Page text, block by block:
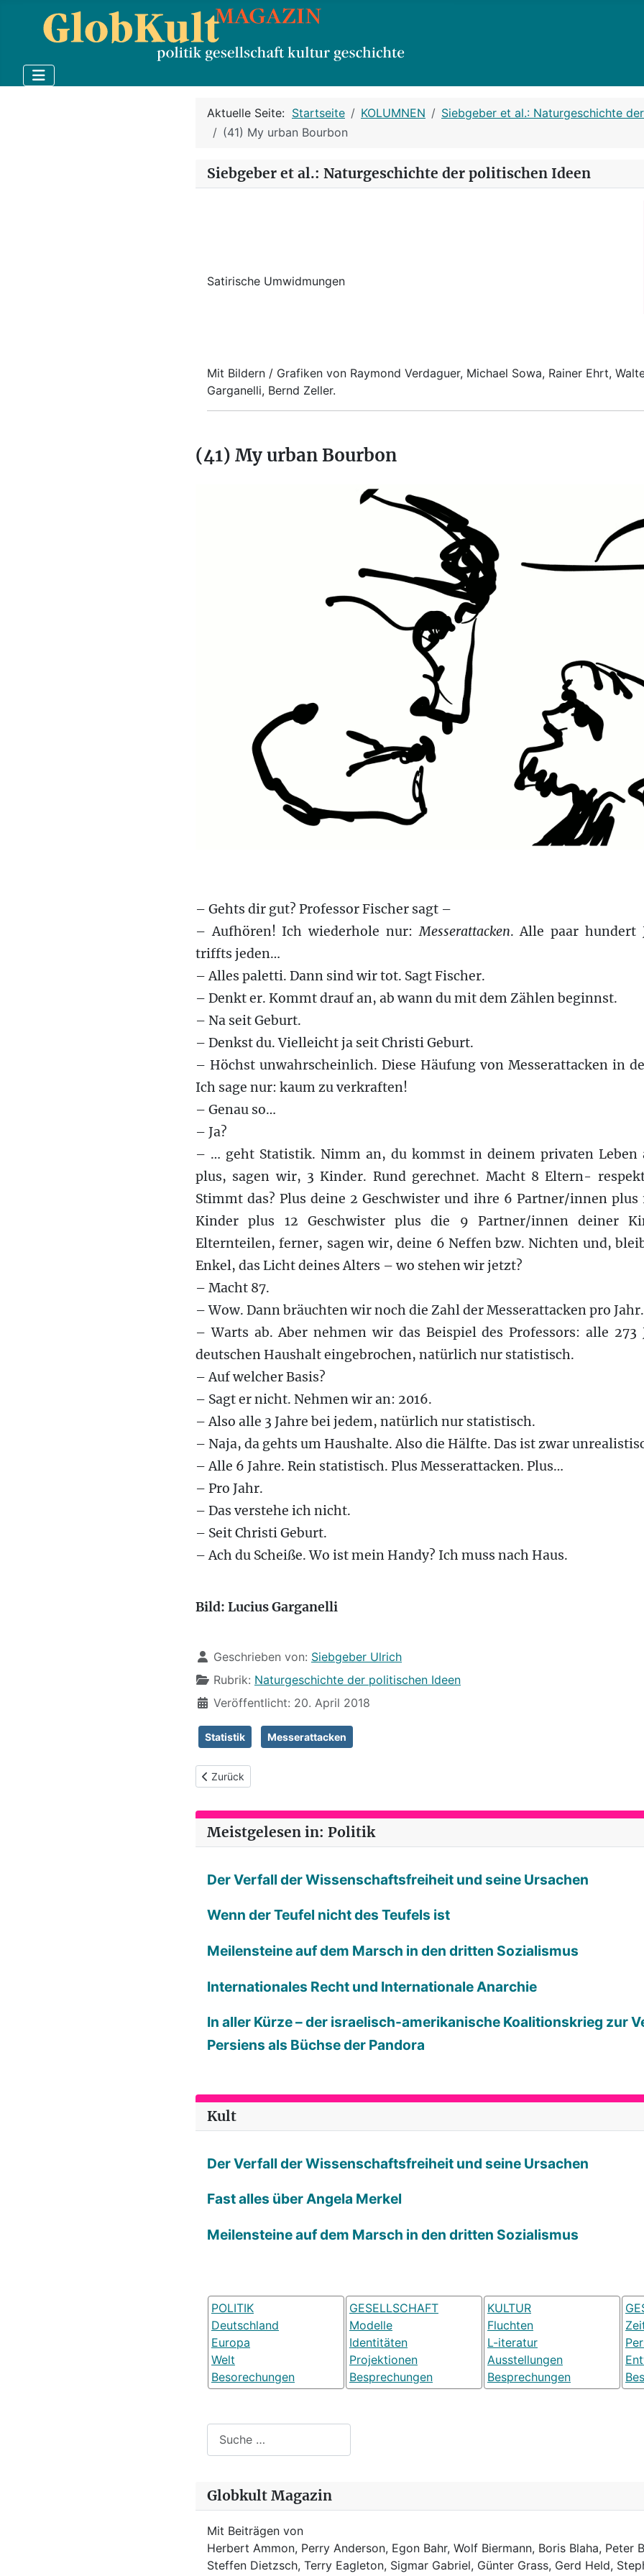
Aktuelle Seite: Startseite KOLUMNEN
Siebgeber et al.: Naturgeschichte
(41) My urban Bourbon
Siebgeber et al.: Naturgeschichte der politischen Ideen
Satirische Umwidmungen
Mit Bildern / Grafiken von Raymond Verdaguer, Michael Sowa, Rainer Ehrt,
Garganelli, Bernd Zeller.
(41) My urban Bourbon
– Gehts dir gut? Professor Fischer sagt –
– Aufhören! Ich wiederhole nur:Messerattacken. Alle paar hundert
triffts jeden…
– Alles paletti. Dann sind wir tot. Sagt Fischer.
– Denkt er. Kommt drauf an, ab wann du mit dem Zählen beginnst.
– Na seit Geburt.
– Denkst du. Vielleicht ja seit Christi Geburt.
– Höchst unwahrscheinlich. Diese Häufung von Messerattacken in
Ich sage nur: kaum zu verkraften!
– Genau so…
– Ja?
– … geht Statistik. Nimm an, du kommst in deinem privaten Leben
plus, sagen wir, 3 Kinder. Rund gerechnet. Macht 8 Eltern-
Stimmt das? Plus deine 2 Geschwister und ihre 6 Partner/innen plus
Kinder plus 12 Geschwister plus die 9 Partner/innen deiner
Elternteilen, ferner, sagen wir, deine 6 Neffen bzw. Nichten und,
Enkel, das Licht deines Alters – wo stehen wir jetzt?
– Macht 87.
– Wow. Dann bräuchten wir noch die Zahl der Messerattacken pro Jahr.
– Warts ab. Aber nehmen wir das Beispiel des Professors: alle
deutschen Haushalt eingebrochen, natürlich nur statistisch.
– Auf welcher Basis?
– Sagt er nicht. Nehmen wir an: 2016.
– Also alle 3 Jahre bei jedem, natürlich nur statistisch.
– Naja, da gehts um Haushalte. Also die Hälfte. Das ist zwar
– Alle 6 Jahre. Rein statistisch. Plus Messerattacken. Plus…
– Pro Jahr.
– Das verstehe ich nicht.
– Seit Christi Geburt.
– Ach du Scheiße. Wo ist mein Handy? Ich muss nach Haus.
Bild: Lucius Garganelli
DetailsGeschrieben von: Siebgeber Ulrich
Rubrik: Naturgeschichte der politischen Ideen
Veröffentlicht: 20. April 2018
Statistik Messerattacken
Vorheriger Beitrag: (40) Giftige Zeiten
Zurück
Meistgelesen in: Politik
Der Verfall der Wissenschaftsfreiheit und seine Ursachen
Wenn der Teufel nicht des Teufels ist
Meilensteine auf dem Marsch in den dritten Sozialismus
Internationales Recht und Internationale Anarchie
In aller Kürze – der israelisch-amerikanische Koalitionskrieg zur
Persiens als Büchse der Pandora
Kult
Der Verfall der Wissenschaftsfreiheit und seine Ursachen
Fast alles über Angela Merkel
Meilensteine auf dem Marsch in den dritten Sozialismus
POLITIK
Deutschland
Europa
Welt
Besorechungen
GESELLSCHAFT
Modelle
Identitäten
Projektionen
Besprechungen
KULTUR
Fluchten
L-iteratur
Ausstellungen
Besprechungen
Globkult Magazin
Mit Beiträgen von
Herbert Ammon, Perry Anderson, Egon Bahr, Wolf Biermann, Boris Blaha, Peter
Steffen Dietzsch, Terry Eagleton, Sigmar Gabriel, Günter Grass, Gerd Held,